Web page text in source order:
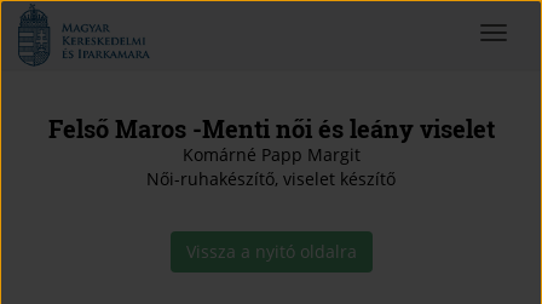
Magyar
Kereskedelmi
és
Toggle
Felső Maros -Menti női és leány viselet
Komárné Papp Margit
Női-ruhakészítő, viselet készítő
Vissza a nyitó oldalra